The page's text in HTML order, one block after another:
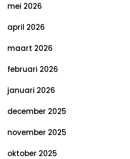
mei 2026
april 2026
maart 2026
februari 2026
januari 2026
december 2025
november 2025
oktober 2025